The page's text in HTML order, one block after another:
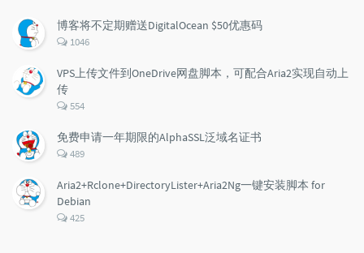
数：
博客将不定期赠送DigitalOcean $50优惠码
评
数：
1046
VPS上传文件到OneDrive网盘脚本，可配合Aria2实现自动上
传
评
数：
554
免费申请一年期限的AlphaSSL泛域名证书
评
数：
489
Aria2+Rclone+DirectoryLister+Aria2Ng一键安装脚本 for
Debian
评
425